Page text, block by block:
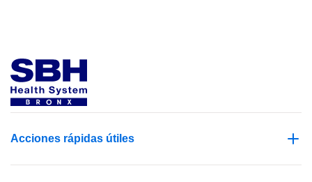
Acciones rápidas útiles